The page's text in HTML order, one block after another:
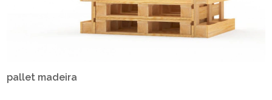
pallet madeira